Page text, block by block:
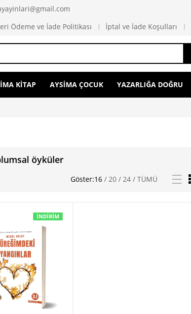
Ödeme ve İade Politikası
İptal ve İade Koşulları
KİTAP AYSİMA ÇOCUK YAZARLIĞA DOĞRU
öyküler
Göster:16 / 20 / 24 / TÜMÜ
İNDIRIM